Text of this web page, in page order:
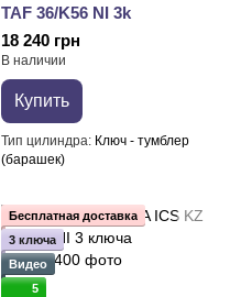
TAF 36/K56 NI 3k
18 240 грн
В наличии
Купить
Тип цилиндра Ключ - тумблер
(барашек)
Бесплатная доставка
3 ключа
Видео
5